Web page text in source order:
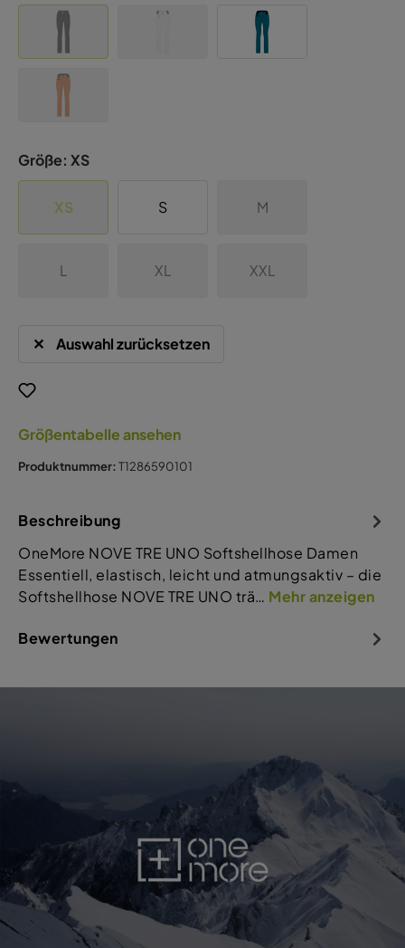
Größe: XS
XS S M
L XL XXL
Auswahl zurücksetzen
Größentabelle ansehen
Produktnummer:T1286590101
Beschreibung
OneMore NOVE TRE UNO Softshellhose Damen
Essentiell, elastisch, leicht und atmungsaktiv – die
Softshellhose NOVE TRE UNO trä… Mehr anzeigen
Bewertungen